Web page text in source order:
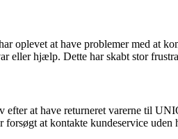
oplevet at have problemer med at
eller hjælp. Dette har skabt stor
efter at have returneret varerne til
at kontakte kundeservice uden